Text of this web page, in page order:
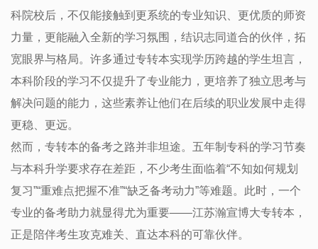
科院校后，不仅能接触到更系统的专业知识、更优质的师资
力量，更能融入全新的学习氛围，结识志同道合的伙伴，拓
宽眼界与格局。许多通过专转本实现学历跨越的学生坦言，
本科阶段的学习不仅提升了专业能力，更培养了独立思考与
解决问题的能力，这些素养让他们在后续的职业发展中走得
更稳、更远。
然而，专转本的备考之路并非坦途。五年制专科的学习节奏
与本科升学要求存在差距，不少考生面临着“不知如何规划
复习”“重难点把握不准”“缺乏备考动力”等难题。此时，一个
专业的备考助力就显得尤为重要——江苏瀚宣博大专转本，
正是陪伴考生攻克难关、直达本科的可靠伙伴。